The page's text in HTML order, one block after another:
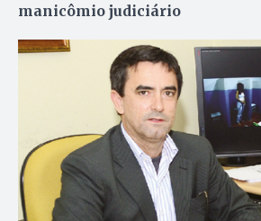
manicômio judiciário